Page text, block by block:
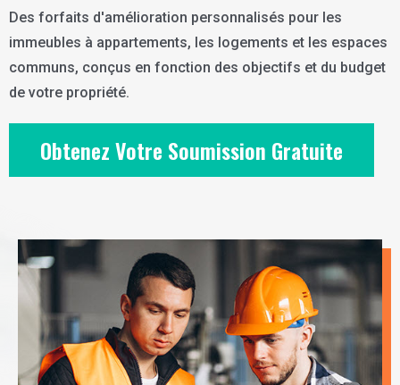
Des forfaits d'amélioration personnalisés pour les
immeubles à appartements, les logements et les espaces
communs, conçus en fonction des objectifs et du budget
de votre propriété.
Obtenez Votre Soumission Gratuite